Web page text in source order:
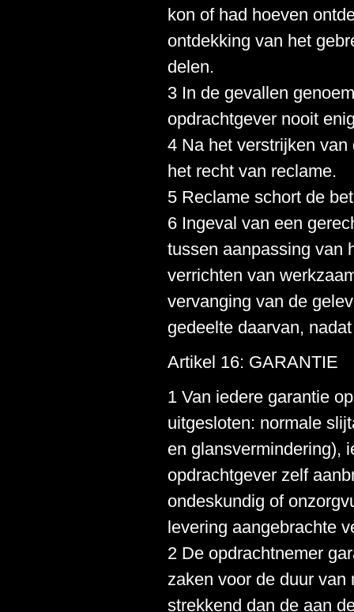
kon of had hoeven
ontdekking van het
delen.
3 In de gevallen
opdrachtgever nooit
4 Na het verstrijken
het recht van reclame.
5 Reclame schort de
6 Ingeval van een
tussen aanpassing van
verrichten van
vervanging van de
gedeelte daarvan,
Artikel 16: GARANTIE
1 Van iedere garantie
uitgesloten: normale
en glansvermindering),
opdrachtgever zelf
ondeskundig of
levering aangebrachte
2 De opdrachtnemer
zaken voor de duur van
strekkend dan de aan